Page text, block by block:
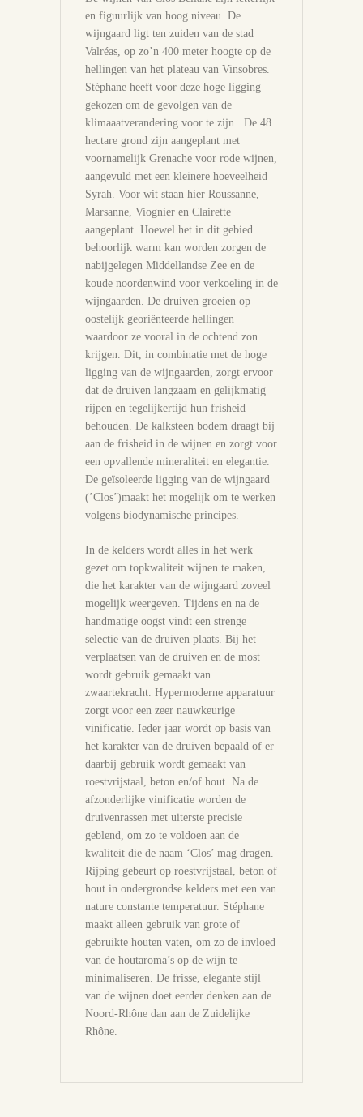
en figuurlijk van hoog niveau. De
wijngaard ligt ten zuiden van de stad
Valréas, op zo’n 400 meter hoogte op de
hellingen van het plateau van Vinsobres.
Stéphane heeft voor deze hoge ligging
gekozen om de gevolgen van de
klimaaatverandering voor te zijn. De 48
hectare grond zijn aangeplant met
voornamelijk Grenache voor rode wijnen,
aangevuld met een kleinere hoeveelheid
Syrah. Voor wit staan hier Roussanne,
Marsanne, Viognier en Clairette
aangeplant. Hoewel het in dit gebied
behoorlijk warm kan worden zorgen de
nabijgelegen Middellandse Zee en de
koude noordenwind voor verkoeling in de
wijngaarden. De druiven groeien op
oostelijk georiënteerde hellingen
waardoor ze vooral in de ochtend zon
krijgen. Dit, in combinatie met de hoge
ligging van de wijngaarden, zorgt ervoor
dat de druiven langzaam en gelijkmatig
rijpen en tegelijkertijd hun frisheid
behouden. De kalksteen bodem draagt bij
aan de frisheid in de wijnen en zorgt voor
een opvallende mineraliteit en elegantie.
De geïsoleerde ligging van de wijngaard
(’Clos’)maakt het mogelijk om te werken
volgens biodynamische principes.
In de kelders wordt alles in het werk
gezet om topkwaliteit wijnen te maken,
die het karakter van de wijngaard zoveel
mogelijk weergeven. Tijdens en na de
handmatige oogst vindt een strenge
selectie van de druiven plaats. Bij het
verplaatsen van de druiven en de most
wordt gebruik gemaakt van
zwaartekracht. Hypermoderne apparatuur
zorgt voor een zeer nauwkeurige
vinificatie. Ieder jaar wordt op basis van
het karakter van de druiven bepaald of er
daarbij gebruik wordt gemaakt van
roestvrijstaal, beton en/of hout. Na de
afzonderlijke vinificatie worden de
druivenrassen met uiterste precisie
geblend, om zo te voldoen aan de
kwaliteit die de naam ‘Clos’ mag dragen.
Rijping gebeurt op roestvrijstaal, beton of
hout in ondergrondse kelders met een van
nature constante temperatuur. Stéphane
maakt alleen gebruik van grote of
gebruikte houten vaten, om zo de invloed
van de houtaroma’s op de wijn te
minimaliseren. De frisse, elegante stijl
van de wijnen doet eerder denken aan de
Noord-Rhône dan aan de Zuidelijke
Rhône.